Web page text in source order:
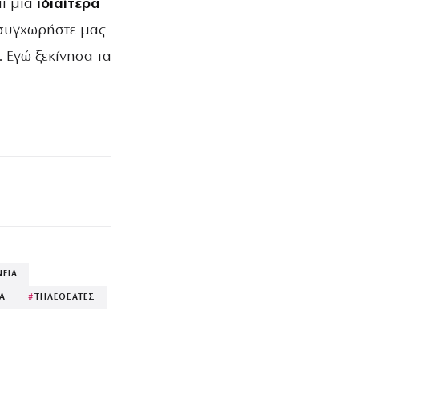
μια ιδιαίτερα
μας
Εγώ ξεκίνησα τα
# ΤΗΛΕΘΕΑΤΕΣ